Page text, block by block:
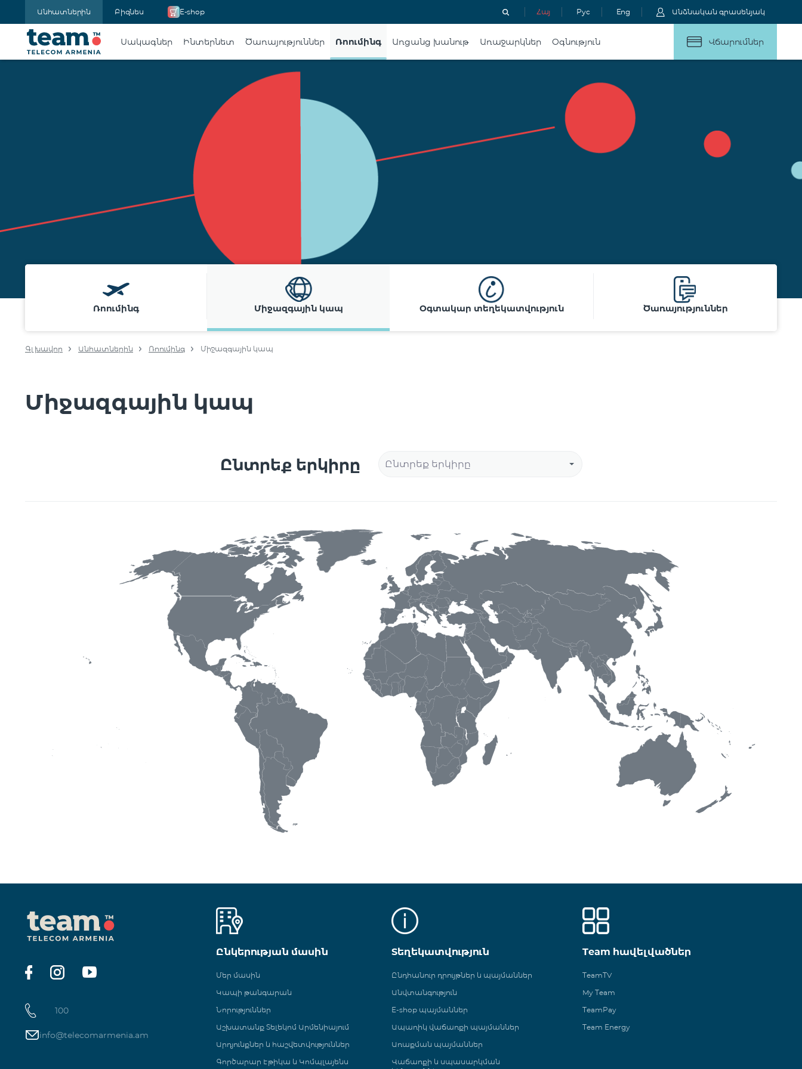
Անհատներին Բիզնես E-shop Հայ Рус Eng Անձնական գրասենյակ
Սակագներ Ինտերնետ Ծառայություններ Ռոումինգ Առցանց խանութ Առաջարկներ Օգնություն Վճարումներ
Ռոումինգ Միջազգային կապ Օգտակար տեղեկատվություն Ծառայություններ
Գլխավոր Անհատներին Ռոումինգ Միջազգային կապ
Միջազգային կապ
Ընտրեք երկիրը Ընտրեք երկիրը
100
info@telecomarmenia.am
Ընկերության մասին
Մեր մասին
Կապի թանգարան
Նորություններ
Աշխատանք Տելեկոմ Արմենիայում
Արդյունքներ և հաշվետվություններ
Գործարար Էթիկա և Կոմպլայենս
Տեղեկատվություն
Ընդհանուր դրույթներ և պայմաններ
Անվտանգություն
E-shop պայմաններ
Ապառիկ վաճառքի պայմաններ
Առաքման պայմաններ
Վաճառքի և սպասարկման
Team հավելվածներ
TeamTV
My Team
TeamPay
Team Energy